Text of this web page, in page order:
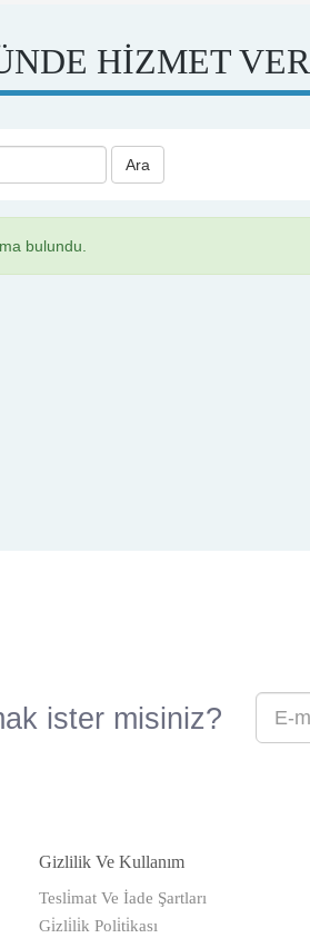
HİZMET
Ara
bulundu.
ister misiniz?
Gizlilik Ve Kullanım
Tesli̇mat Ve İade Şartları
Gi̇zli̇li̇k Poli̇ti̇kası